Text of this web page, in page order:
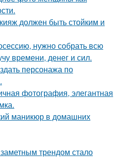
должен быть стойким и
нужно собрать всю
времени, денег и сил.
персонажа по
фотография, элегантная
маникюр в домашних
трендом стало